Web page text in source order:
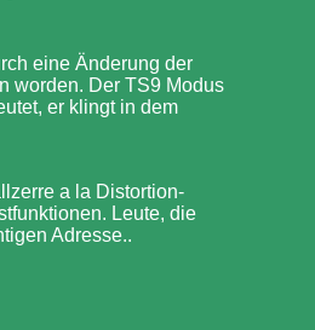
eine Änderung der
worden. Der TS9 Modus
er klingt in dem
a la Distortion-
Leute, die
Adresse..